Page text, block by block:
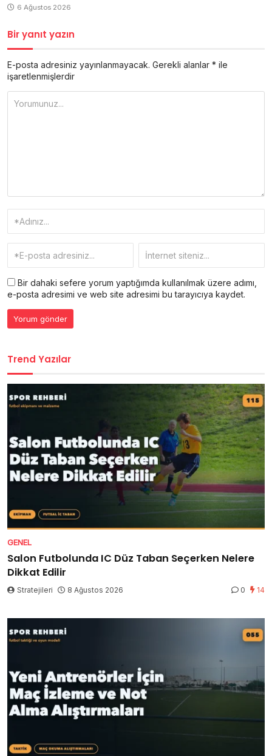
6 Ağustos 2026
Bir yanıt yazın
E-posta adresiniz yayınlanmayacak. Gerekli alanlar * ile
işaretlenmişlerdir
Bir dahaki sefere yorum yaptığımda kullanılmak üzere adımı,
e-posta adresimi ve web site adresimi bu tarayıcıya kaydet.
Trend Yazılar
GENEL
Salon Futbolunda IC Düz Taban Seçerken Nelere
Dikkat Edilir
Stratejileri 8 Ağustos 2026 0 14